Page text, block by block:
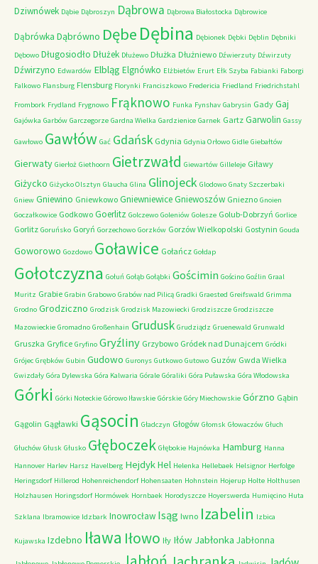
Dziwnówek Dąbie Dąbroszyn Dąbrowa Dąbrowa Białostocka Dąbrowice
Dąbrówka Dąbrówno Dębe Dębina Dębionek Dębki Dęblin Dębniki
Dębowo Długosiodło Dłużek Dłużewo Dłużka Dłużniewo Dźwierzuty Dźwirzuty
Dźwirzyno Edwardów Elbląg Elgnówko Elżbietów Erurt Ełk Szyba Fabianki Faborgi
Falkowo Flansburg Flensburg Florynki Franciszkowo Fredericia Friedland Friedrichstahl
Frombork Frydland Frygnowo Frąknowo Funka Fynshav Gabrysin Gady Gaj
Gajówka Garbów Garczegorze Gardna Wielka Gardzienice Garnek Gartz Garwolin Gassy
Gawłowo Gawłów Gać Gdańsk Gdynia Gdynia Orłowo Gidle Giebałtów
Gierwaty Gierłoż Giethoorn Gietrzwałd Giewartów Gilleleje Giławy
Giżycko Giżycko Olsztyn Glaucha Glina Glinojeck Glodowo Gnaty Szczerbaki
Gniew Gniewino Gniewkowo GniewniewiceGniewoszów Gniezno Gnoien
Goczałkowice Godkowo Goerlitz Golczewo Goleniów Golesze Golub-Dobrzyń Gorlice
Gorlitz Goruńsko Goryń Gorzechowo Gorzków Gorzów Wielkopolski Gostynin Gouda
Goworowo Gozdowo Goławice Gołańcz Gołdap
Gołotczyzna Gołuń Gołąb Gołąbki Gościmin Gościno Goźlin Graal
Muritz Grabie Grabin Grabowo Grabów nad Pilicą Gradki Graested Greifswald Grimma
Grodno Grodziczno Grodzisk Grodzisk Mazowiecki Grodziszcze Grodziszcze
Mazowieckie Gromadno Großenhain Grudusk Grudziądz Gruenewald Grunwald
Gruszka Gryfice Gryfino Gryźliny Grzybowo Gródek nad Dunajcem Gródki
Grójec Grębków Gubin Gudowo Guronys Gutkowo Gutowo Guzów Gwda Wielka
Gwizdały Góra Dylewska Góra Kalwaria Górale Góraliki Góra Puławska Góra Włodowska
Górki Górki Noteckie Górowo Iławskie Górskie Góry Miechowskie Górzno Gąbin
Gągolin Gągławki Gąsocin Gładczyn Głogów Głomsk Głowaczów Głuch
Głuchów Głusk Głusko Głęboczek Głębokie Hajnówka Hamburg Hanna
Hannover Harlev Harsz Havelberg HejdykHel Helenka Hellebaek Helsignor Herfolge
Heringsdorf Hillerod Hohenreichendorf Hohensaaten Hohnstein Hojerup Holte Holthusen
Holzhausen Horingsdorf Hormówek Hornbaek Horodyszcze Hoyerswerda Humięcino Huta
Szklana Ibramowice Idzbark Inowrocław Isąg Iwno Izabelin Izbica
Kujawska Izdebno Iława Iłowo Iły Iłów Jabłonka Jabłonna